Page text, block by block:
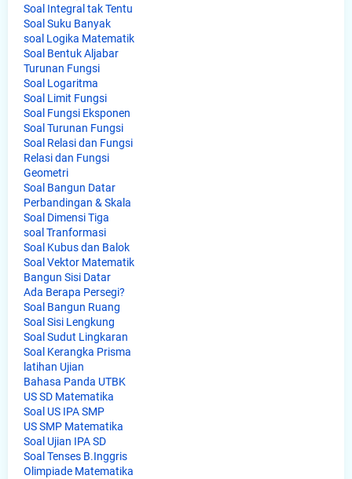
Soal Integral tak Tentu
Soal Suku Banyak
soal Logika Matematik
Soal Bentuk Aljabar
Turunan Fungsi
Soal Logaritma
Soal Limit Fungsi
Soal Fungsi Eksponen
Soal Turunan Fungsi
Soal Relasi dan Fungsi
Relasi dan Fungsi
Geometri
Soal Bangun Datar
Perbandingan & Skala
Soal Dimensi Tiga
soal Tranformasi
Soal Kubus dan Balok
Soal Vektor Matematik
Bangun Sisi Datar
Ada Berapa Persegi?
Soal Bangun Ruang
Soal Sisi Lengkung
Soal Sudut Lingkaran
Soal Kerangka Prisma
latihan Ujian
Bahasa Panda UTBK
US SD Matematika
Soal US IPA SMP
US SMP Matematika
Soal Ujian IPA SD
Soal Tenses B.Inggris
Olimpiade Matematika